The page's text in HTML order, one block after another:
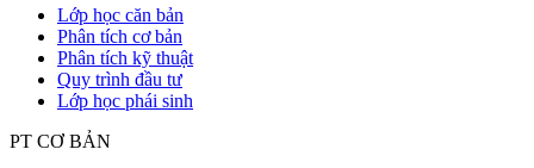
Lớp học căn bản
Phân tích cơ bản
Phân tích kỹ thuật
Quy trình đầu tư
Lớp học phái sinh
PT CƠ BẢN